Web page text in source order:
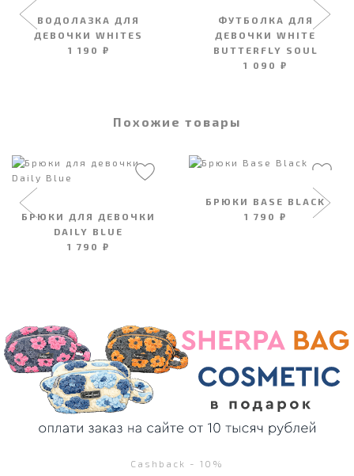
ВОДОЛАЗКА ДЛЯ
ДЕВОЧКИ WHITES
1 190 ₽
ФУТБОЛКА ДЛЯ
ДЕВОЧКИ WHITE
BUTTERFLY SOUL
1 090 ₽
Похожие товары
БРЮКИ ДЛЯ ДЕВОЧКИ
DAILY BLUE
1 790 ₽
БРЮКИ BASE BLACK
1 790 ₽
Cashback - 10%